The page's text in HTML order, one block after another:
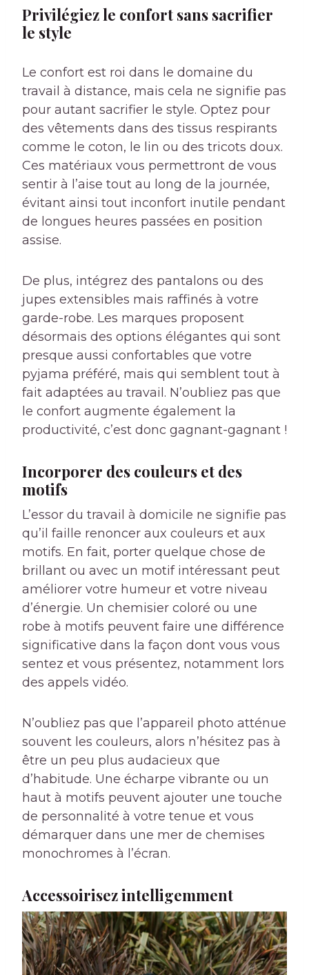
Privilégiez le confort sans sacrifier
le style
Le confort est roi dans le domaine du
travail à distance, mais cela ne signifie pas
pour autant sacrifier le style. Optez pour
des vêtements dans des tissus respirants
comme le coton, le lin ou des tricots doux.
Ces matériaux vous permettront de vous
sentir à l’aise tout au long de la journée,
évitant ainsi tout inconfort inutile pendant
de longues heures passées en position
assise.
De plus, intégrez des pantalons ou des
jupes extensibles mais raffinés à votre
garde-robe. Les marques proposent
désormais des options élégantes qui sont
presque aussi confortables que votre
pyjama préféré, mais qui semblent tout à
fait adaptées au travail. N’oubliez pas que
le confort augmente également la
productivité, c’est donc gagnant-gagnant !
Incorporer des couleurs et des
motifs
L’essor du travail à domicile ne signifie pas
qu’il faille renoncer aux couleurs et aux
motifs. En fait, porter quelque chose de
brillant ou avec un motif intéressant peut
améliorer votre humeur et votre niveau
d’énergie. Un chemisier coloré ou une
robe à motifs peuvent faire une différence
significative dans la façon dont vous vous
sentez et vous présentez, notamment lors
des appels vidéo.
N’oubliez pas que l’appareil photo atténue
souvent les couleurs, alors n’hésitez pas à
être un peu plus audacieux que
d’habitude. Une écharpe vibrante ou un
haut à motifs peuvent ajouter une touche
de personnalité à votre tenue et vous
démarquer dans une mer de chemises
monochromes à l’écran.
Accessoirisez intelligemment